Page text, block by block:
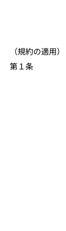
（規約の適用）
第１条